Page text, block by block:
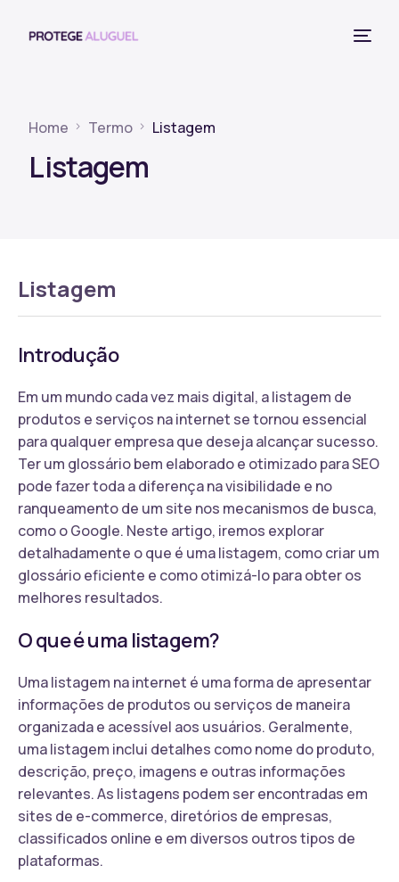
Home Termo Listagem
Listagem
Listagem
Introdução
Em um mundo cada vez mais digital, a listagem de
produtos e serviços na internet se tornou essencial
para qualquer empresa que deseja alcançar sucesso.
Ter um glossário bem elaborado e otimizado para SEO
pode fazer toda a diferença na visibilidade e no
ranqueamento de um site nos mecanismos de busca,
como o Google. Neste artigo, iremos explorar
detalhadamente o que é uma listagem, como criar um
glossário eficiente e como otimizá-lo para obter os
melhores resultados.
O que é uma listagem?
Uma listagem na internet é uma forma de apresentar
informações de produtos ou serviços de maneira
organizada e acessível aos usuários. Geralmente,
uma listagem inclui detalhes como nome do produto,
descrição, preço, imagens e outras informações
relevantes. As listagens podem ser encontradas em
sites de e-commerce, diretórios de empresas,
classificados online e em diversos outros tipos de
plataformas.